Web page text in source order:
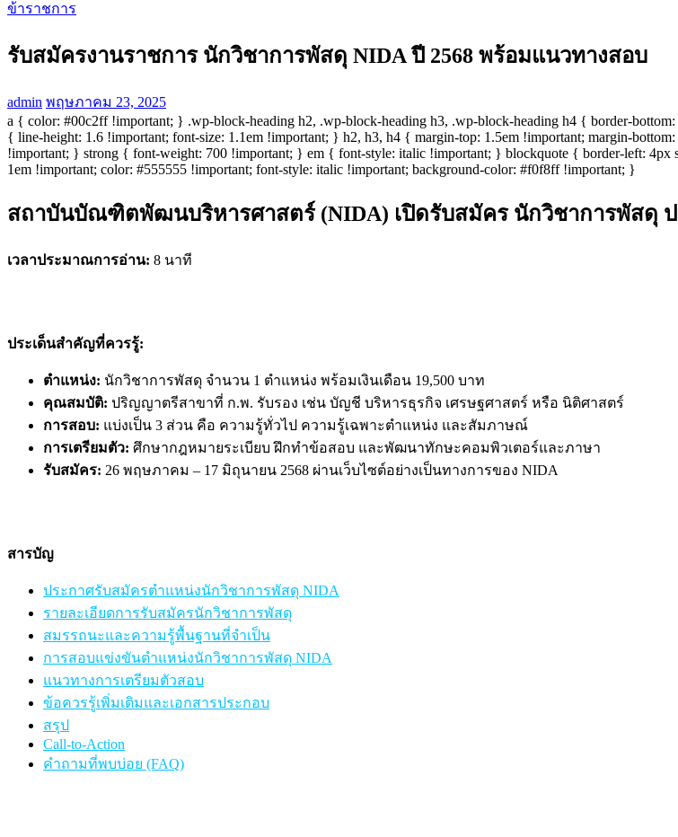
ข้าราชการ
รับสมัครงานราชการ นักวิชาการพัสดุ NIDA ปี 2568 พร้อมแนวทางสอบ
admin พฤษภาคม 23, 2025
a { color: #00c2ff !important; } .wp-block-heading h2, .wp-block-heading h3, .wp-block-heading h4 { border-
{ line-height: 1.6 !important; font-size: 1.1em !important; } h2, h3, h4 { margin-top: 1.5em !important; margin-
!important; } strong { font-weight: 700 !important; } em { font-style: italic !important; } blockquote { border-left:
1em !important; color: #555555 !important; font-style: italic !important; background-color: #f0f8ff !important; }
สถาบันบัณฑิตพัฒนบริหารศาสตร์ (NIDA) เปิดรับสมัคร นักวิชาการพัสดุ ป
เวลาประมาณการอ่าน: 8 นาที
ประเด็นสำคัญที่ควรรู้:
ตำแหน่ง: นักวิชาการพัสดุ จำนวน 1 ตำแหน่ง พร้อมเงินเดือน 19,500 บาท
คุณสมบัติ: ปริญญาตรีสาขาที่ ก.พ. รับรอง เช่น บัญชี บริหารธุรกิจ เศรษฐศาสตร์ หรือ นิติศาสตร์
การสอบ: แบ่งเป็น 3 ส่วน คือ ความรู้ทั่วไป ความรู้เฉพาะตำแหน่ง และสัมภาษณ์
การเตรียมตัว: ศึกษากฎหมายระเบียบ ฝึกทำข้อสอบ และพัฒนาทักษะคอมพิวเตอร์และภาษา
รับสมัคร: 26 พฤษภาคม – 17 มิถุนายน 2568 ผ่านเว็บไซต์อย่างเป็นทางการของ NIDA
สารบัญ
ประกาศรับสมัครตำแหน่งนักวิชาการพัสดุ NIDA
รายละเอียดการรับสมัครนักวิชาการพัสดุ
สมรรถนะและความรู้พื้นฐานที่จำเป็น
การสอบแข่งขันตำแหน่งนักวิชาการพัสดุ NIDA
แนวทางการเตรียมตัวสอบ
ข้อควรรู้เพิ่มเติมและเอกสารประกอบ
สรุป
Call-to-Action
คำถามที่พบบ่อย (FAQ)